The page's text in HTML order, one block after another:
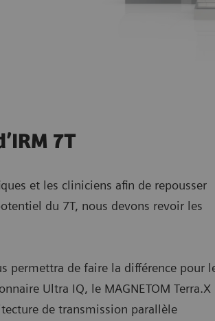
7T
et les cliniciens afin de repousser
du 7T, nous devons revoir les
permettra de faire la différence pour
Ultra IQ, le MAGNETOM Terra.X
de transmission parallèle